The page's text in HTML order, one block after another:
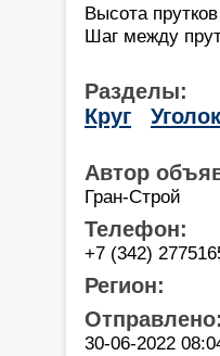
Высота
Шаг между
Разделы:
Круг
Уголок
Автор
Гран-Строй
Телефон:
+7 (342)
Регион:
Отправлено:
30-06-2022